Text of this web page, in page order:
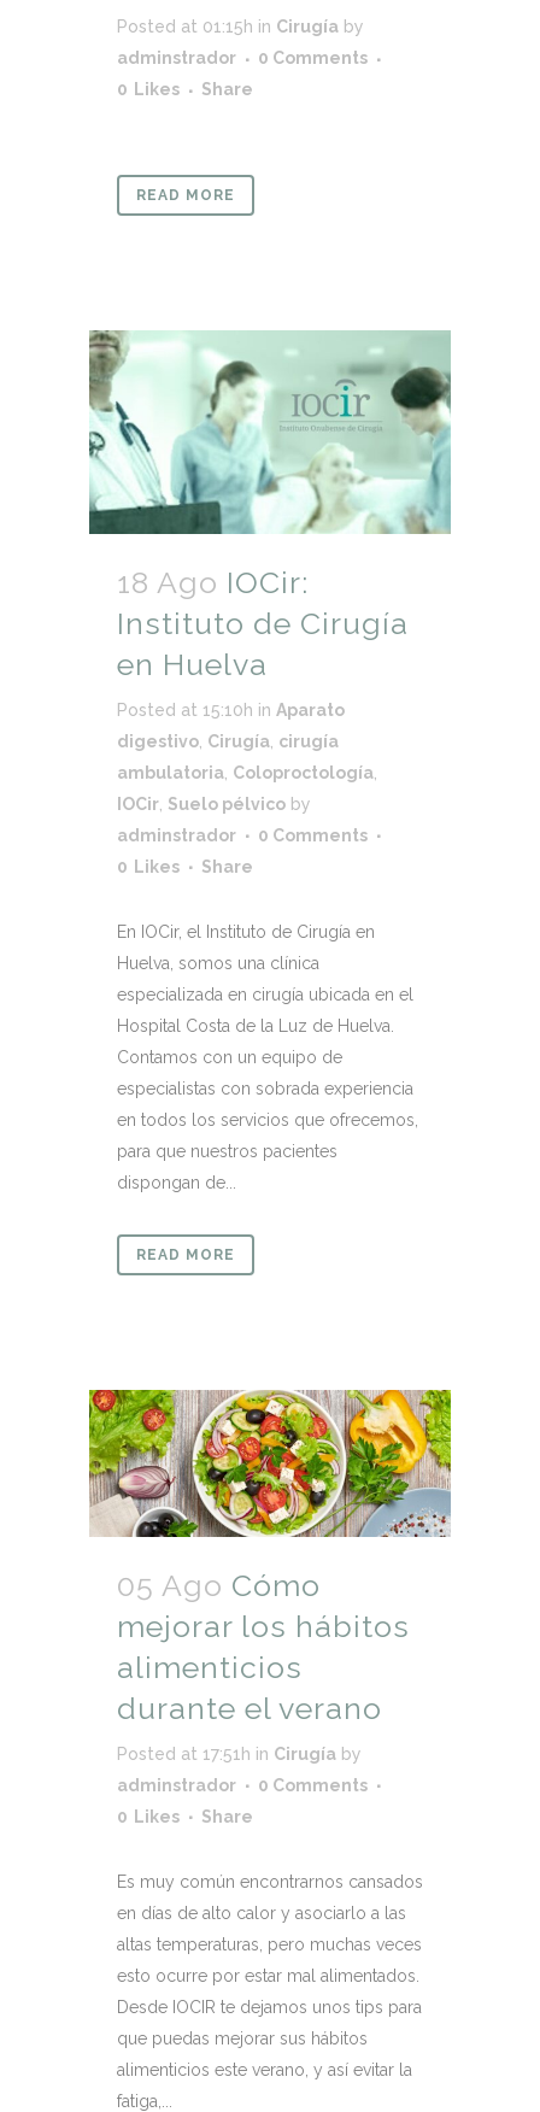
Posted at 01:15h in Cirugía by
adminstrador
0 Comments
0 Likes Share
READ MORE
18 Ago IOCir:
Instituto de Cirugía
en Huelva
Posted at 15:10h in Aparato
digestivo Cirugía cirugía
ambulatoria Coloproctología
IOCir Suelo pélvico by
adminstrador
0 Comments
0 Likes Share
En IOCir, el Instituto de Cirugía en
Huelva, somos una clínica
especializada en cirugía ubicada en el
Hospital Costa de la Luz de Huelva.
Contamos con un equipo de
especialistas con sobrada experiencia
en todos los servicios que ofrecemos,
para que nuestros pacientes
dispongan de...
READ MORE
05 Ago Cómo
mejorar los hábitos
alimenticios
durante el verano
Posted at 17:51h in Cirugía by
adminstrador
0 Comments
0 Likes Share
Es muy común encontrarnos cansados
en días de alto calor y asociarlo a las
altas temperaturas, pero muchas veces
esto ocurre por estar mal alimentados.
Desde IOCIR te dejamos unos tips para
que puedas mejorar sus hábitos
alimenticios este verano, y así evitar la
fatiga,...